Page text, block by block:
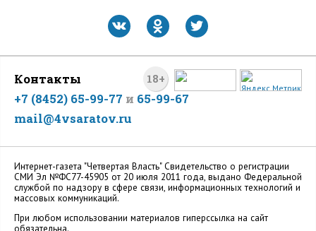
18+
Контакты
+7 (8452) 65-99-77 и 65-99-67
mail@4vsaratov.ru
Интернет-газета "Четвертая Власть" Cвидетельство о регистрации
СМИ Эл №ФС77-45905 от 20 июля 2011 года, выдано Федеральной
службой по надзору в сфере связи, информационных технологий и
массовых коммуникаций.
При любом использовании материалов гиперссылка на сайт
обязательна.